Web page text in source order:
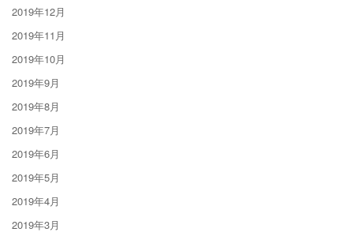
2019年12月
2019年11月
2019年10月
2019年9月
2019年8月
2019年7月
2019年6月
2019年5月
2019年4月
2019年3月